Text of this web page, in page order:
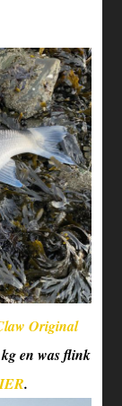
Original
en was flink
.